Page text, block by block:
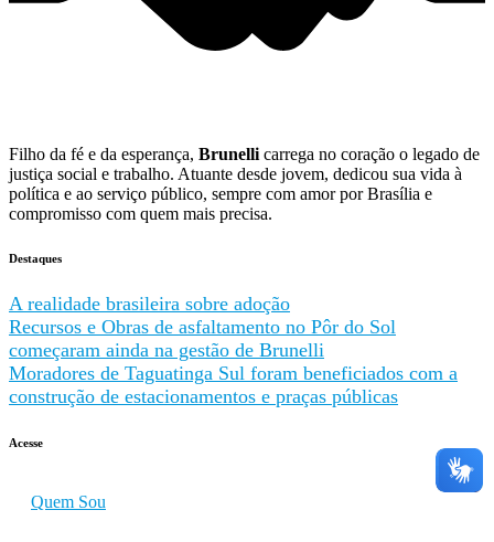
Filho da fé e da esperança, Brunellicarrega no coração o legado de
justiça social e trabalho. Atuante desde jovem, dedicou sua vida à
política e ao serviço público, sempre com amor por Brasília e
compromisso com quem mais precisa.
Destaques
A realidade brasileira sobre adoção
Recursos e Obras de asfaltamento no Pôr do Sol
começaram ainda na gestão de Brunelli
Moradores de Taguatinga Sul foram beneficiados com a
construção de estacionamentos e praças públicas
Acesse
Quem Sou